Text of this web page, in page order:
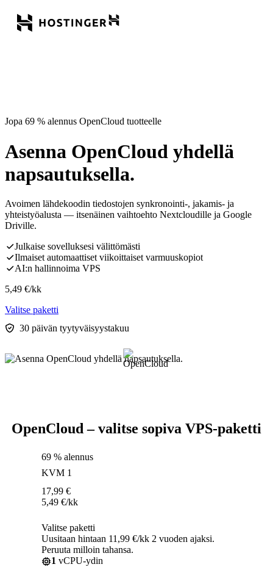
Jopa 69 % alennus OpenCloud tuotteelle
Asenna OpenCloud yhdellä
napsautuksella.
Avoimen lähdekoodin tiedostojen synkronointi-, jakamis- ja
yhteistyöalusta — itsenäinen vaihtoehto Nextcloudille ja Google
Driville.
Julkaise sovelluksesi välittömästi
Ilmaiset automaattiset viikoittaiset varmuuskopiot
AI:n hallinnoima VPS
5,49 €/kk
Valitse paketti
30 päivän tyytyväisyystakuu
OpenCloud – valitse sopiva VPS-paketti
69 % alennus
KVM 1
17,99 €
5,49 €/kk
Valitse paketti
Uusitaan hintaan 11,99 €/kk 2 vuoden ajaksi.
Peruuta milloin tahansa.
1 vCPU-ydin